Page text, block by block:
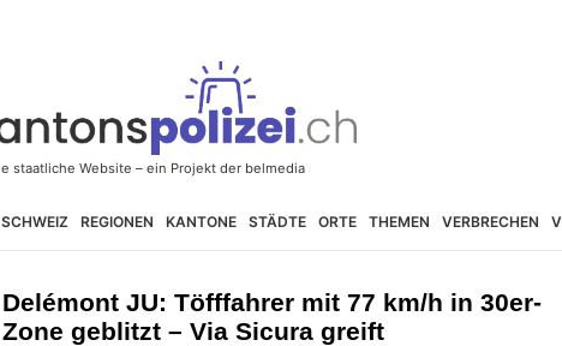
SCHWEIZ REGIONEN KANTONE STÄDTE ORTE THEMEN VERBRECHEN
Delémont JU: Töfffahrer mit 77 km/h in 30er-
Zone geblitzt – Via Sicura greift